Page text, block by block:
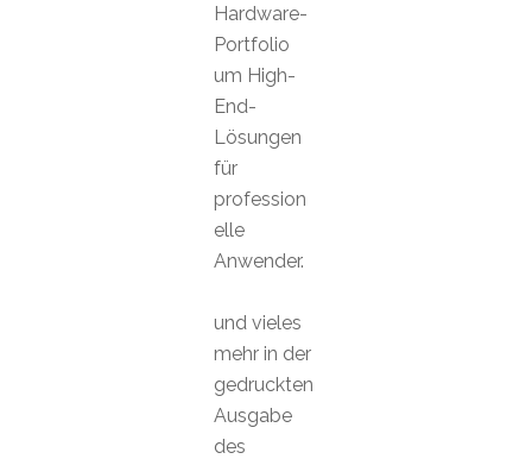
Hardware-
Portfolio
um High-
End-
Lösungen
für
profession
elle
Anwender.
und vieles
mehr in der
gedruckten
Ausgabe
des